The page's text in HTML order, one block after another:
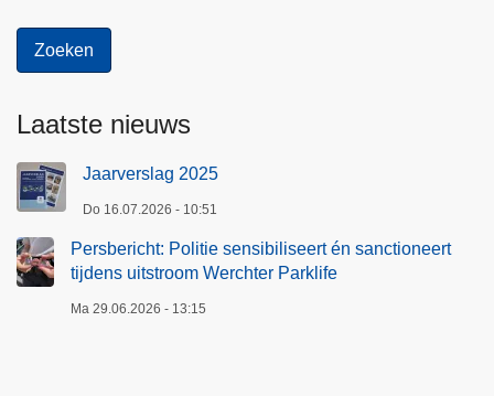
Laatste nieuws
Jaarverslag 2025
Do 16.07.2026 - 10:51
Persbericht: Politie sensibiliseert én sanctioneert
tijdens uitstroom Werchter Parklife
Ma 29.06.2026 - 13:15